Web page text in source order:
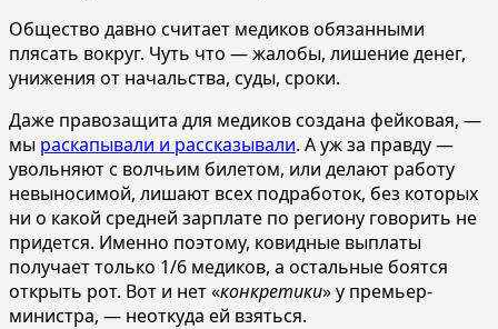
Общество давно считает медиков обязанными
плясать вокруг. Чуть что — жалобы, лишение денег,
унижения от начальства, суды, сроки.
Даже правозащита для медиков создана фейковая, —
мы раскапывали и рассказывали. А уж за правду —
увольняют с волчьим билетом, или делают работу
невыносимой, лишают всех подработок, без которых
ни о какой средней зарплате по региону говорить не
придется. Именно поэтому, ковидные выплаты
получает только 1/6 медиков, а остальные боятся
открыть рот. Вот и нет «конкретики» у премьер-
министра, — неоткуда ей взяться.